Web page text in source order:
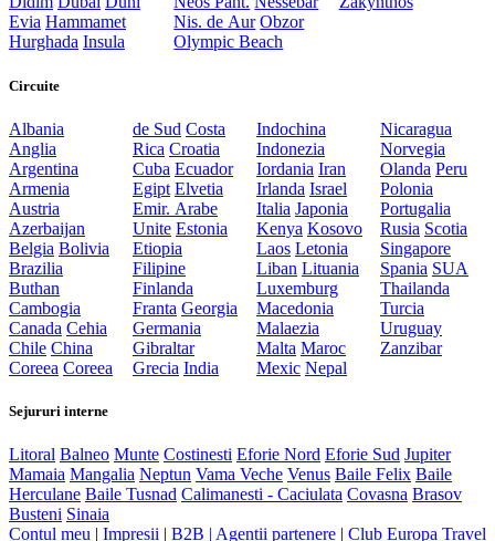
Evia Hammamet
Hurghada Insula
Nis. de Aur Obzor
Olympic Beach
Circuite
Albania
Anglia
Argentina
Armenia
Austria
Azerbaijan
Belgia Bolivia
Brazilia
Buthan
Cambogia
Canada Cehia
Chile China
Coreea Coreea
de Sud Costa
Rica Croatia
Cuba Ecuador
Egipt Elvetia
Emir. Arabe
Unite Estonia
Etiopia
Filipine
Finlanda
Franta Georgia
Germania
Gibraltar
Grecia India
Indochina
Indonezia
Iordania Iran
Irlanda Israel
Italia Japonia
Kenya Kosovo
Laos Letonia
Liban Lituania
Luxemburg
Macedonia
Malaezia
Malta Maroc
Mexic Nepal
Nicaragua
Norvegia
Olanda Peru
Polonia
Portugalia
Rusia Scotia
Singapore
Spania SUA
Thailanda
Turcia
Uruguay
Zanzibar
Sejururi interne
Litoral Balneo Munte Costinesti Eforie Nord Eforie Sud Jupiter
Mamaia Mangalia Neptun Vama Veche Venus Baile Felix Baile
Herculane Baile Tusnad Calimanesti - Caciulata Covasna Brasov
Busteni Sinaia
Contul meu | Impresii | B2B | Agentii partenere | Club Europa Travel